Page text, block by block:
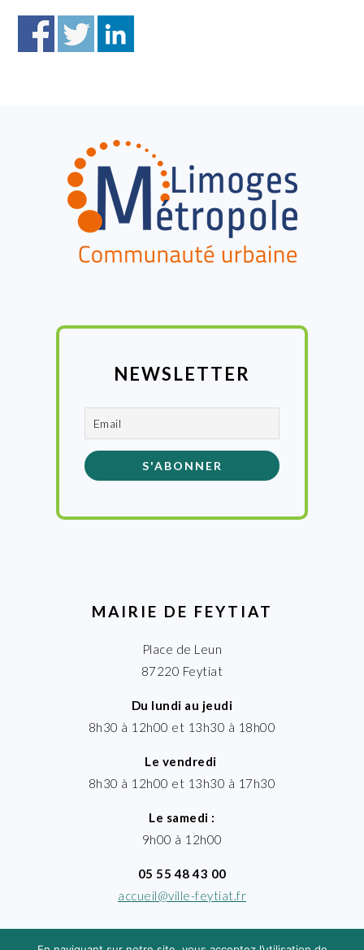
NEWSLETTER
MAIRIE DE FEYTIAT
Place de Leun
87220 Feytiat
Du lundi au jeudi
8h30 à 12h00 et 13h30 à 18h00
Le vendredi
8h30 à 12h00 et 13h30 à 17h30
Le samedi :
9h00 à 12h00
05 55 48 43 00
accueil@ville-feytiat.fr